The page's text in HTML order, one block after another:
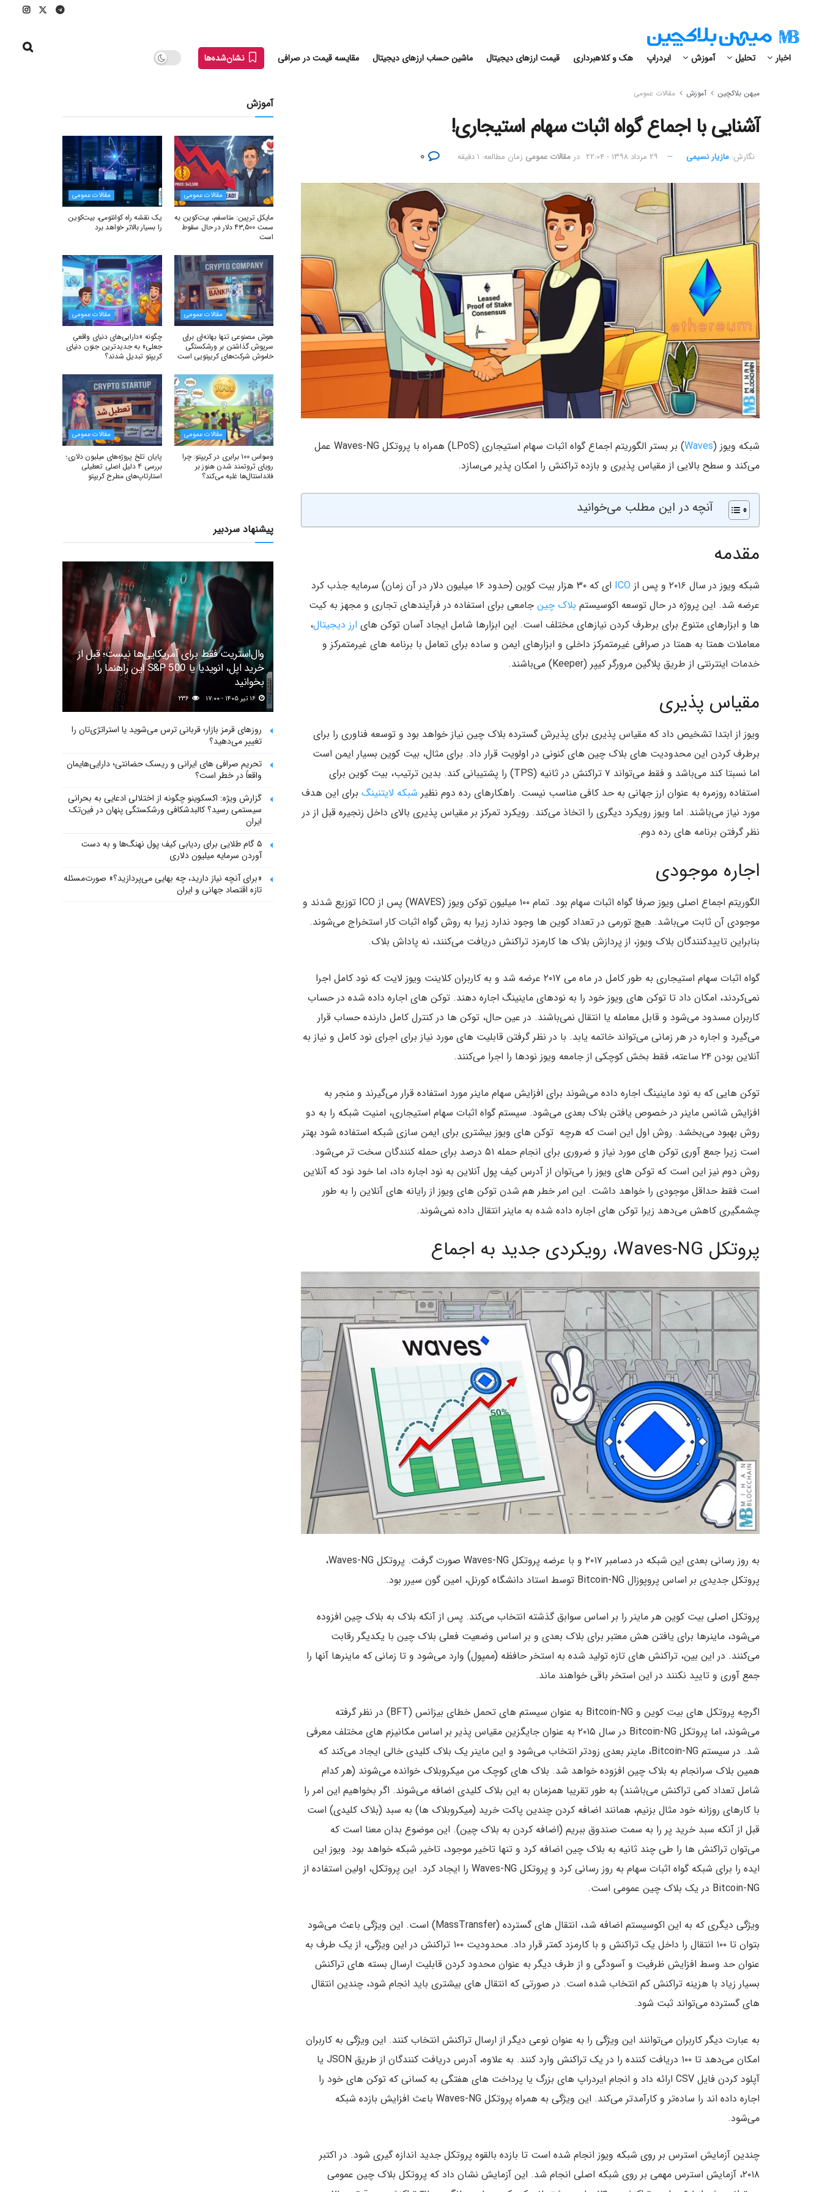
اخبار تحلیل آموزش ایردراپ هک و کلاهبرداری قیمت ارزهای دیجیتال ماشین حساب ارزهای دیجیتال مقایسه قیمت در صرافی نشان‌شده‌ها
میهن بلاکچین آموزش مقالات عمومی
آشنایی با اجماع گواه اثبات سهام استیجاری!
نگارش:‌ مازیار نسیمی ۲۹ مرداد ۱۳۹۸ - ۲۲:۰۴ در مقالات عمومی زمان مطالعه: ۱ دقیقه
شبکه ویوز (Waves
) بر بستر الگوریتم اجماع گواه اثبات سهام استیجاری (LPoS) همراه با پروتکل Waves-NG عمل
می‌کند و سطح بالایی از مقیاس پذیری و بازده تراکنش را امکان پذیر می‌سازد.
آنچه در این مطلب می‌خوانید
مقدمه
شبکه ویوز در سال ۲۰۱۶ و پس از ICO
ای که ۳۰ هزار بیت کوین (حدود ۱۶ میلیون دلار در آن زمان) سرمایه جذب کرد
عرضه شد. این پروژه در حال توسعه اکوسیستم بلاک چین جامعی برای استفاده در فرآیندهای تجاری و مجهز به کیت
ها و ابزارهای متنوع برای برطرف کردن نیازهای مختلف است. این ابزارها شامل ایجاد آسان توکن های ارز دیجیتال،
معاملات همتا به همتا در صرافی غیرمتمرکز داخلی و ابزارهای ایمن و ساده برای تعامل با برنامه های غیرمتمرکز و
خدمات اینترنتی از طریق پلاگین مرورگر کیپر (Keeper) می‌باشند.
مقیاس پذیری
ویوز از ابتدا تشخیص داد که مقیاس پذیری برای پذیرش گسترده بلاک چین نیاز خواهد بود و توسعه فناوری را برای
برطرف کردن این محدودیت های بلاک چین های کنونی در اولویت قرار داد. برای مثال، بیت کوین بسیار ایمن است
اما نسبتا کند می‌باشد و فقط می‌تواند ۷ تراکنش در ثانیه (TPS) را پشتیبانی کند. بدین ترتیب، بیت کوین برای
استفاده روزمره به عنوان ارز جهانی به حد کافی مناسب نیست. راهکارهای رده دوم نظیر شبکه لایتنینگ برای این هدف
مورد نیاز می‌باشند. اما ویوز رویکرد دیگری را اتخاذ می‌کند. رویکرد تمرکز بر مقیاس پذیری بالای داخل زنجیره قبل از در
نظر گرفتن برنامه های رده دوم.
اجاره موجودی
الگوریتم اجماع اصلی ویوز صرفا گواه اثبات سهام بود. تمام ۱۰۰ میلیون توکن ویوز (WAVES) پس از ICO توزیع شدند و
موجودی آن ثابت می‌باشد. هیچ تورمی در تعداد کوین ها وجود ندارد زیرا به روش گواه اثبات کار استخراج می‌شوند.
بنابراین تاییدکنندگان بلاک ویوز، از پردازش بلاک ها کارمزد تراکنش دریافت می‌کنند، نه پاداش بلاک.
گواه اثبات سهام استیجاری به طور کامل در ماه می ۲۰۱۷ عرضه شد و به کاربران کلاینت ویوز لایت که نود کامل اجرا
نمی‌کردند، امکان داد تا توکن های ویوز خود را به نودهای ماینینگ اجاره دهند. توکن های اجاره داده شده در حساب
کاربران مسدود می‌شود و قابل معامله یا انتقال نمی‌باشند. در عین حال، توکن ها در کنترل کامل دارنده حساب قرار
می‌گیرد و اجاره در هر زمانی می‌تواند خاتمه یابد. با در نظر گرفتن قابلیت های مورد نیاز برای اجرای نود کامل و نیاز به
آنلاین بودن ۲۴ ساعته، فقط بخش کوچکی از جامعه ویوز نودها را اجرا می‌کنند.
توکن هایی که به نود ماینینگ اجاره داده می‌شوند برای افزایش سهام ماینر مورد استفاده قرار می‌گیرند و منجر به
افزایش شانس ماینر در خصوص یافتن بلاک بعدی می‌شود. سیستم گواه اثبات سهام استیجاری، امنیت شبکه را به دو
روش بهبود می‌بخشد. روش اول این است که هرچه توکن های ویوز بیشتری برای ایمن سازی شبکه استفاده شود بهتر
است زیرا جمع آوری توکن های مورد نیاز و ضروری برای انجام حمله ۵۱ درصد برای حمله کنندگان سخت تر می‌شود.
روش دوم نیز این است که توکن های ویوز را می‌توان از آدرس کیف پول آنلاین به نود اجاره داد، اما خود نود که آنلاین
است فقط حداقل موجودی را خواهد داشت. این امر خطر هم شدن توکن های ویوز از رایانه های آنلاین را به طور
چشمگیری کاهش می‌دهد زیرا توکن های اجاره داده شده به ماینر انتقال داده نمی‌شوند.
پروتکل Waves-NG، رویکردی جدید به اجماع
به روز رسانی بعدی این شبکه در دسامبر ۲۰۱۷ و با عرضه پروتکل Waves-NG صورت گرفت. پروتکل Waves-NG،
پروتکل جدیدی بر اساس پروپوزال Bitcoin-NG توسط استاد دانشگاه کورنل، امین گون سیرر بود.
پروتکل اصلی بیت کوین هر ماینر را بر اساس سوابق گذشته انتخاب می‌کند. پس از آنکه بلاک به بلاک چین افزوده
می‌شود، ماینرها برای یافتن هش معتبر برای بلاک بعدی و بر اساس وضعیت فعلی بلاک چین با یکدیگر رقابت
می‌کنند. در این بین، تراکنش های تازه تولید شده به استخر حافظه (ممپول) وارد می‌شود و تا زمانی که ماینرها آنها را
جمع آوری و تایید نکنند در این استخر باقی خواهند ماند.
اگرچه پروتکل های بیت کوین و Bitcoin-NG به عنوان سیستم های تحمل خطای بیزانس (BFT) در نظر گرفته
می‌شوند، اما پروتکل Bitcoin-NG در سال ۲۰۱۵ به عنوان جایگزین مقیاس پذیر بر اساس مکانیزم های مختلف معرفی
شد. در سیستم Bitcoin-NG، ماینر بعدی زودتر انتخاب می‌شود و این ماینر یک بلاک کلیدی خالی ایجاد می‌کند که
همین بلاک سرانجام به بلاک چین افزوده خواهد شد. بلاک های کوچک من میکروبلاک خوانده می‌شوند (هر کدام
شامل تعداد کمی تراکنش می‌باشند) به طور تقریبا همزمان به این بلاک کلیدی اضافه می‌شوند. اگر بخواهیم این امر را
با کارهای روزانه خود مثال بزنیم، همانند اضافه کردن چندین پاکت خرید (میکروبلاک ها) به سبد (بلاک کلیدی) است
قبل از آنکه سبد خرید پر را به سمت صندوق ببریم (اضافه کردن به بلاک چین). این موضوع بدان معنا است که
می‌توان تراکنش ها را طی چند ثانیه به بلاک چین اضافه کرد و تنها تاخیر موجود، تاخیر شبکه خواهد بود. ویوز این
ایده را برای شبکه گواه اثبات سهام به روز رسانی کرد و پروتکل Waves-NG را ایجاد کرد. این پروتکل، اولین استفاده از
Bitcoin-NG در یک بلاک چین عمومی است.
ویژگی دیگری که به این اکوسیستم اضافه شد، انتقال های گسترده (MassTransfer) است. این ویژگی باعث می‌شود
بتوان تا ۱۰۰ انتقال را داخل یک تراکنش و با کارمزد کمتر قرار داد. محدودیت ۱۰۰ تراکنش در این ویژگی، از یک طرف به
عنوان حد وسط افزایش ظرفیت و آسودگی و از طرف دیگر به عنوان محدود کردن قابلیت ارسال بسته های تراکنش
بسیار زیاد با هزینه تراکنش کم انتخاب شده است. در صورتی که انتقال های بیشتری باید انجام شود، چندین انتقال
های گسترده می‌تواند ثبت شود.
به عبارت دیگر کاربران می‌توانند این ویژگی را به عنوان نوعی دیگر از ارسال تراکنش انتخاب کنند. این ویژگی به کاربران
امکان می‌دهد تا ۱۰۰ دریافت کننده را در یک تراکنش وارد کنند. به علاوه، آدرس دریافت کنندگان از طریق JSON یا
آپلود کردن فایل CSV ارائه داد و انجام ایردراپ های بزرگ یا پرداخت های هفتگی به کسانی که توکن های خود را
اجاره داده اند را ساده‌تر و کارآمدتر می‌کند. این ویژگی به همراه پروتکل Waves-NG باعث افزایش بازده شبکه
می‌شود.
چندین آزمایش استرس بر روی شبکه ویوز انجام شده است تا بازده بالقوه پروتکل جدید اندازه گیری شود. در اکتبر
۲۰۱۸، آزمایش استرس مهمی بر روی شبکه اصلی انجام شد. این آزمایش نشان داد که پروتکل بلاک چین عمومی
آموزش
مقالات عمومی
مایکل ترپین: متاسفم، بیت‌کوین به
سمت ۴۳,۵۰۰ دلار در حال سقوط
است
مقالات عمومی
یک نقشه راه کوانتومی، بیت‌کوین
را بسیار بالاتر خواهد برد
مقالات عمومی
هوش مصنوعی تنها بهانه‌ای برای
سرپوش گذاشتن بر ورشکستگی
خاموش شرکت‌های کریپتویی است
مقالات عمومی
چگونه «دارایی‌های دنیای واقعیِ
جعلی» به جدیدترین جنون دنیای
کریپتو تبدیل شدند؟
مقالات عمومی
وسواس ۱۰۰ برابری در کریپتو: چرا
رویای ثروتمند شدن هنوز بر
فاندامنتال‌ها غلبه می‌کند؟
مقالات عمومی
پایان تلخ پروژه‌های میلیون دلاری؛
بررسی ۴ دلیل اصلی تعطیلی
استارتاپ‌های مطرح کریپتو
پیشنهاد سردبیر
وال‌استریت فقط برای آمریکایی‌ها نیست؛ قبل از
خرید اپل، انویدیا یا S&P 500 این راهنما را
بخوانید
روزهای قرمز بازار؛ قربانی ترس می‌شوید یا استراتژی‌تان را
تغییر می‌دهید؟
تحریم صرافی های ایرانی و ریسک حضانتی؛ دارایی‌هایمان
واقعاً در خطر است؟
گزارش ویژه: اکسکوینو چگونه از اختلالی ادعایی به بحرانی
سیستمی رسید؟ کالبدشکافی ورشکستگی پنهان در فین‌تک
ایران
۵ گام طلایی برای ردیابی کیف پول‌ نهنگ‌ها و به دست
آوردن سرمایه میلیون دلاری
«برای آنچه نیاز دارید، چه بهایی می‌پردازید؟» صورت‌مسئله
تازه اقتصاد جهانی و ایران